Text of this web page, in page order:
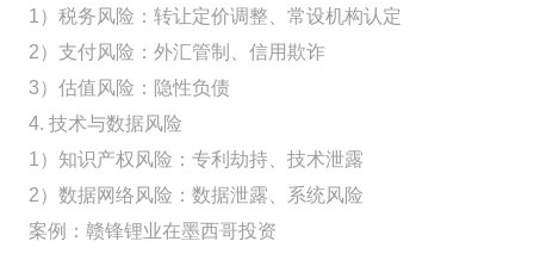
1）税务风险：转让定价调整、常设机构认定
2）支付风险：外汇管制、信用欺诈
3）估值风险：隐性负债
4. 技术与数据风险
1）知识产权风险：专利劫持、技术泄露
2）数据网络风险：数据泄露、系统风险
案例：赣锋锂业在墨西哥投资